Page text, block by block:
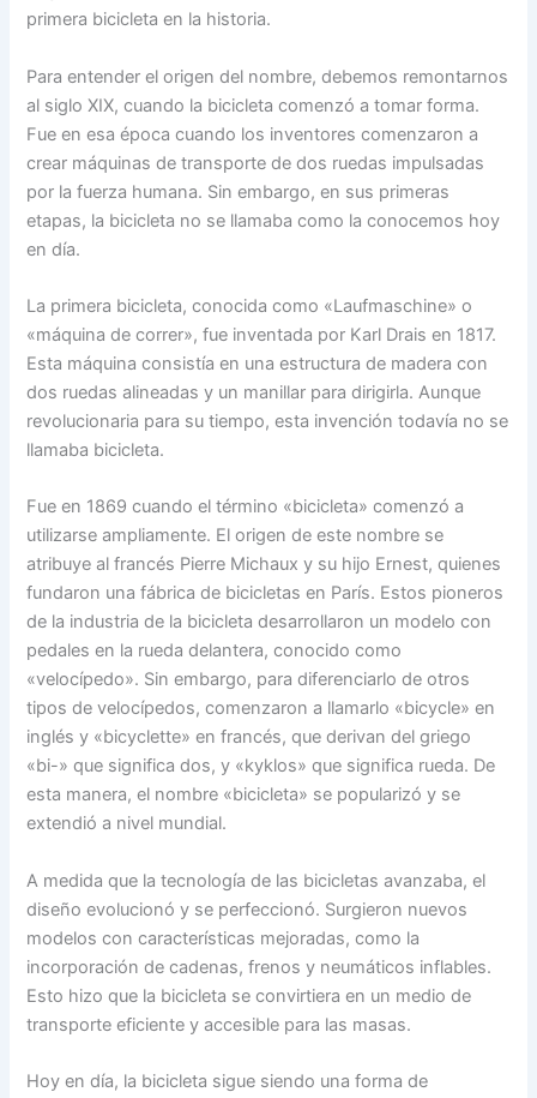
primera bicicleta en la historia.
Para entender el origen del nombre, debemos remontarnos
al siglo XIX, cuando la bicicleta comenzó a tomar forma.
Fue en esa época cuando los inventores comenzaron a
crear máquinas de transporte de dos ruedas impulsadas
por la fuerza humana. Sin embargo, en sus primeras
etapas, la bicicleta no se llamaba como la conocemos hoy
en día.
La primera bicicleta, conocida como «Laufmaschine» o
«máquina de correr», fue inventada por Karl Drais en 1817.
Esta máquina consistía en una estructura de madera con
dos ruedas alineadas y un manillar para dirigirla. Aunque
revolucionaria para su tiempo, esta invención todavía no se
llamaba bicicleta.
Fue en 1869 cuando el término «bicicleta» comenzó a
utilizarse ampliamente. El origen de este nombre se
atribuye al francés Pierre Michaux y su hijo Ernest, quienes
fundaron una fábrica de bicicletas en París. Estos pioneros
de la industria de la bicicleta desarrollaron un modelo con
pedales en la rueda delantera, conocido como
«velocípedo». Sin embargo, para diferenciarlo de otros
tipos de velocípedos, comenzaron a llamarlo «bicycle» en
inglés y «bicyclette» en francés, que derivan del griego
«bi-» que significa dos, y «kyklos» que significa rueda. De
esta manera, el nombre «bicicleta» se popularizó y se
extendió a nivel mundial.
A medida que la tecnología de las bicicletas avanzaba, el
diseño evolucionó y se perfeccionó. Surgieron nuevos
modelos con características mejoradas, como la
incorporación de cadenas, frenos y neumáticos inflables.
Esto hizo que la bicicleta se convirtiera en un medio de
transporte eficiente y accesible para las masas.
Hoy en día, la bicicleta sigue siendo una forma de